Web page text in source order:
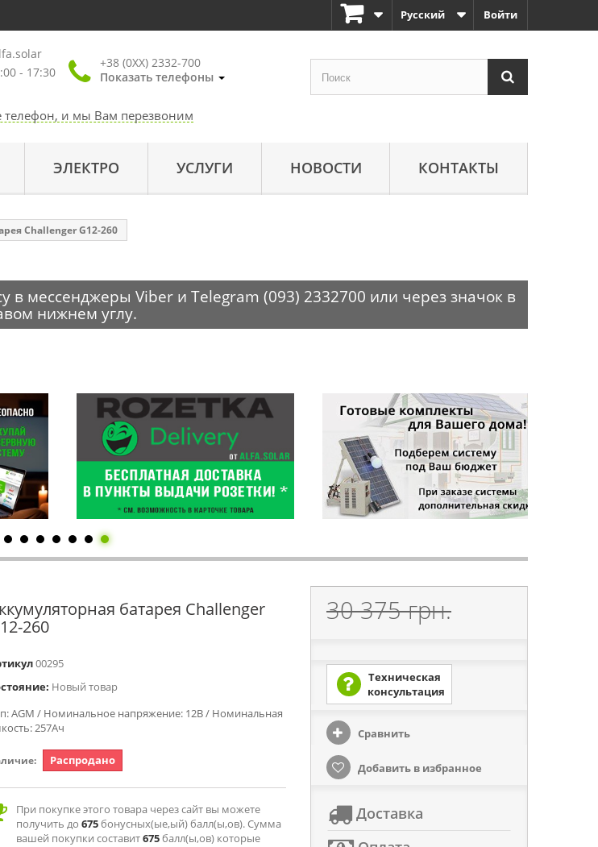
Войти
Русский
- 17:30
+38 (0XX) 2332-700
Показать телефоны
телефон, и мы Вам перезвоним
ЭЛЕКТРО УСЛУГИ НОВОСТИ КОНТАКТЫ
Challenger G12-260
в мессенджеры Viber и Telegram (093) 2332700 или через значок в
нижнем углу.
батарея Challenger
260
00295
Новый товар
AGM / Номинальное напряжение: 12В / Номинальная
257Ач
Распродано
При покупке этого товара через сайт вы можете
получить до 675бонусных(ые,ый) балл(ы,ов). Сумма
вашей покупки составит675балл(ы,ов) которые
30 375 грн.
Техническая
консультация
Сравнить
Добавить в избранное
Доставка